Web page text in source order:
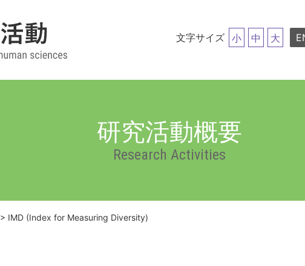
文字サイズ 小 中 大
研究活動概要
Research Activities
> IMD (Index for Measuring Diversity)